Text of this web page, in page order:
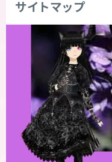
秘密部屋
公式ウェブサイト
Cジャスミン瑠璃地
プロフィール
サイトマップ